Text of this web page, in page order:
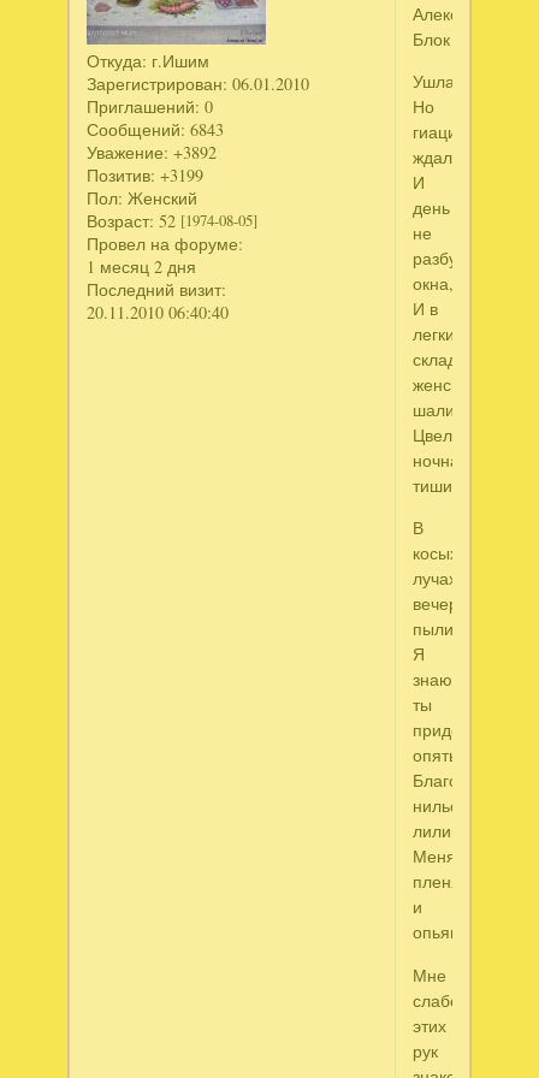
Откуда: г.Ишим
Зарегистрирован: 06.01.2010
Приглашений: 0
Сообщений: 6843
Уважение: +3892
Позитив: +3199
Пол: Женский
Возраст: 52 [1974-08-05]
Провел на форуме:
1 месяц 2 дня
Последний визит:
20.11.2010 06:40:40
Александр
Блок
Ушла.
Но
гиацинты
ждали,
И
день
не
разбудил
окна,
И в
легких
складках
женской
шали
Цвела
ночная
тишина.
В
косых
лучах
вечерней
пыли,
Я
знаю,
ты
придешь
опять
Благоуханьем
нильских
лилий
Меня
пленять
и
опьянять.
Мне
слабость
этих
рук